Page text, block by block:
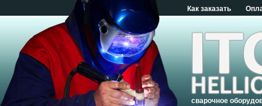
Как заказать
сварочное